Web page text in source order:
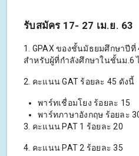
รับสมัคร 17- 27 เม.ย. 63
1. GPAX ของชั้นมัธยมศึกษาปีที่
สำหรับผู้ที่กำลังศึกษาในชั้นม.6
2. คะแนน GAT ร้อยละ 45 ดังนี้
พาร์ทเชื่อมโยง ร้อยละ 15
พาร์ทภาษาอังกฤษ ร้อยละ
3. คะแนน PAT 1 ร้อยละ 20
4. คะแนน PAT 2 ร้อยละ 35